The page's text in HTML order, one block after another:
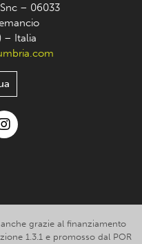
– 06033
– Italia
grazie al finanziamento
1.3.1 e promosso dal POR